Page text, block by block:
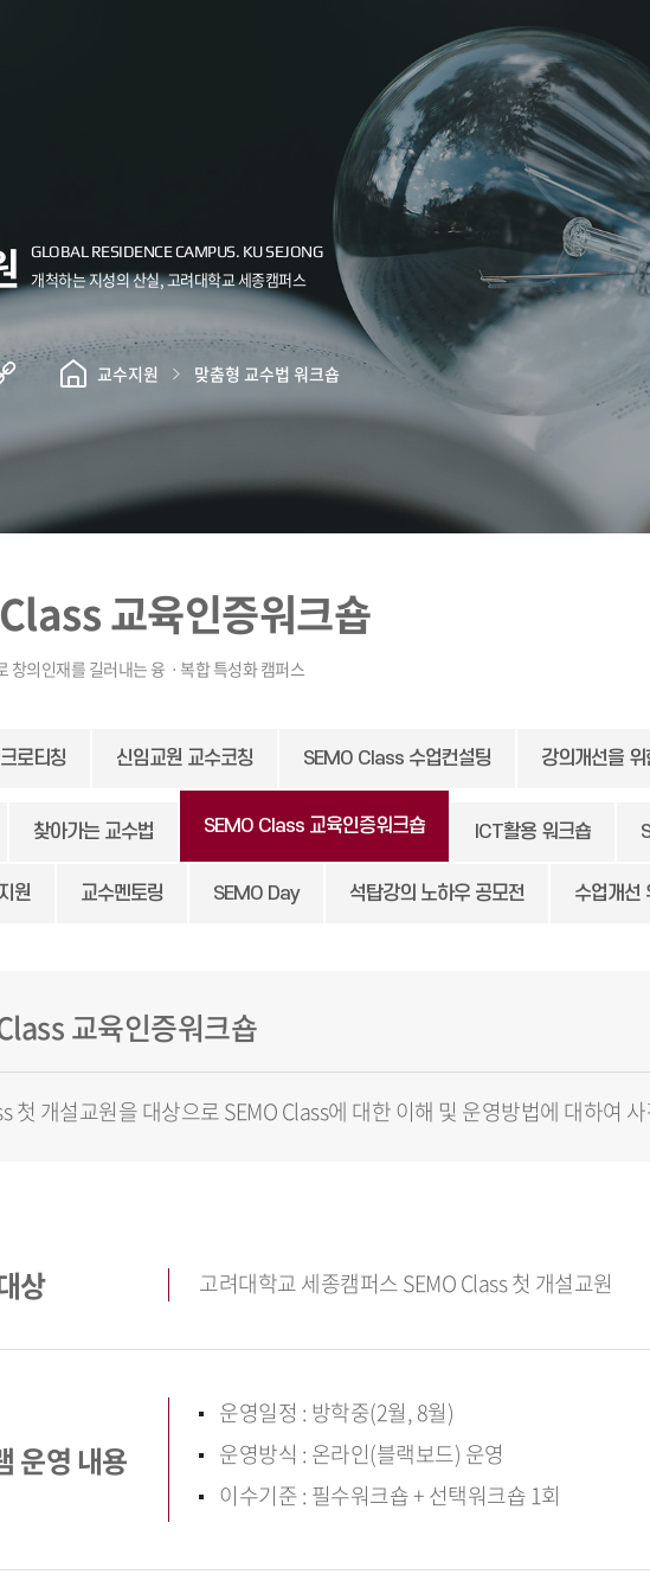
교수지원 맞춤형 교수법 워크숍
교육인증워크숍
로티칭 신임교원 교수코칭 SEMO Class 수업컨설팅 강의개선을
찾아가는 교수법 SEMO Class 교육인증워크숍 ICT활용 워크숍
원 교수멘토링 SEMO Day 석탑강의 노하우 공모전 수업개선
교육인증워크숍
첫 개설교원을 대상으로 SEMO Class에 대한 이해 및 운영방법에 대하여
상 고려대학교 세종캠퍼스 SEMO Class 첫 개설교원
운영 내용
운영일정 : 방학중(2월, 8월)
운영방식 : 온라인(블랙보드) 운영
이수기준 : 필수워크숍 + 선택워크숍 1회